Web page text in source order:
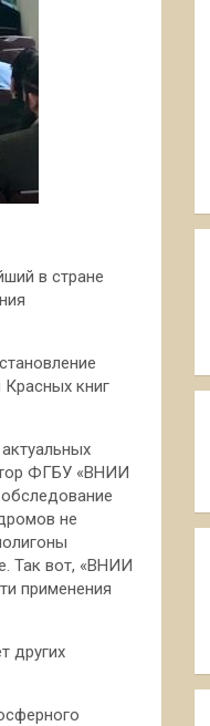
в стране
Красных книг
ФГБУ «ВНИИ
не
Так вот, «ВНИИ
применения
других